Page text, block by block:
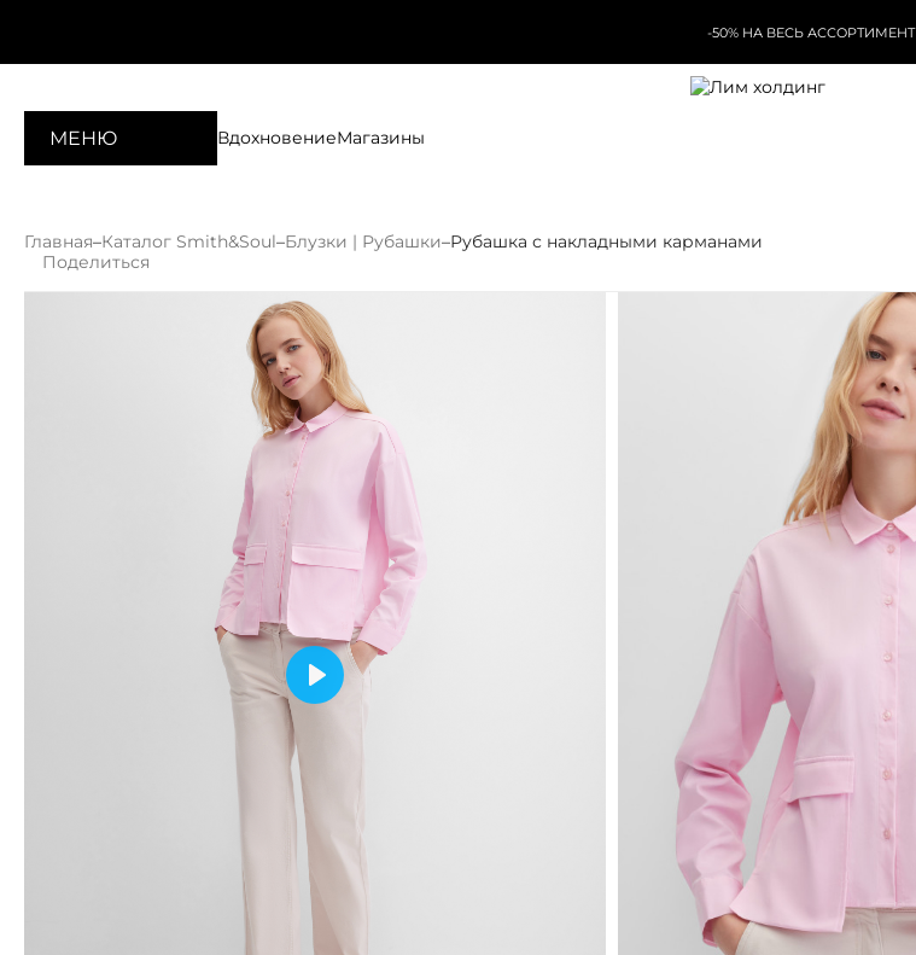
-50% НА ВЕСЬ АССОРТИМЕНТ
МЕНЮ ВдохновениеМагазины
Главная–Каталог Smith&Soul–Блузки | Рубашки–Рубашка с накладными карманами
Поделиться
Play